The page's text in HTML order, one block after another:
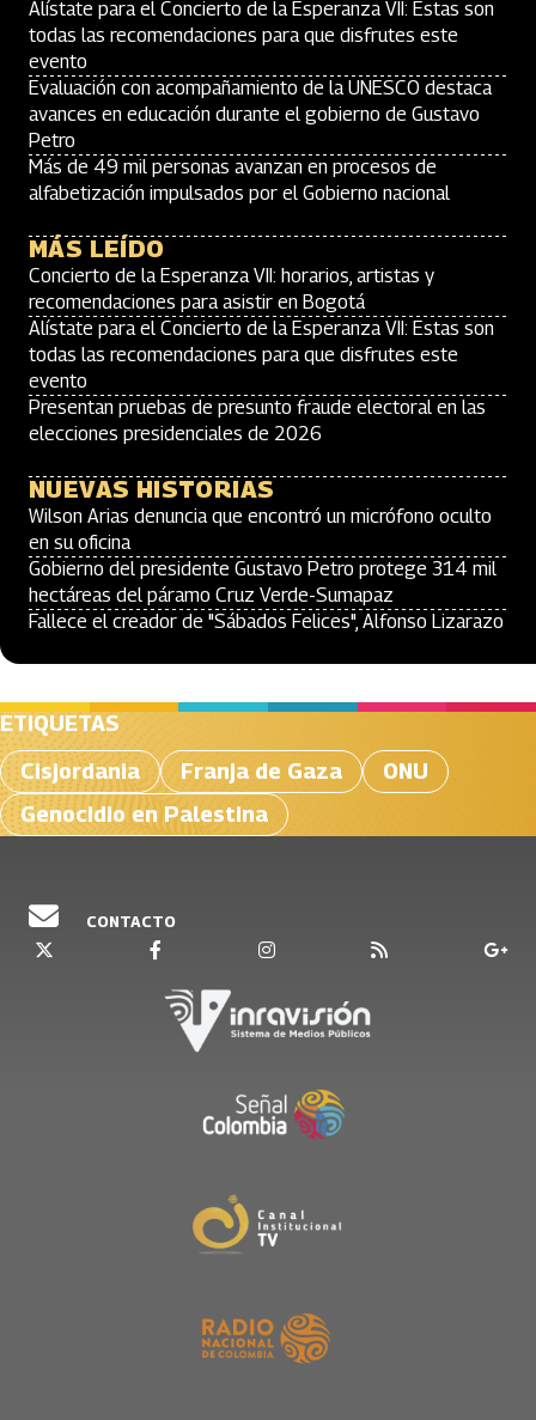
Alístate para el Concierto de la Esperanza VII: Estas son
todas las recomendaciones para que disfrutes este
evento
Evaluación con acompañamiento de la UNESCO destaca
avances en educación durante el gobierno de Gustavo
Petro
Más de 49 mil personas avanzan en procesos de
alfabetización impulsados por el Gobierno nacional
MÁS LEÍDO
Concierto de la Esperanza VII: horarios, artistas y
recomendaciones para asistir en Bogotá
Alístate para el Concierto de la Esperanza VII: Estas son
todas las recomendaciones para que disfrutes este
evento
Presentan pruebas de presunto fraude electoral en las
elecciones presidenciales de 2026
NUEVAS HISTORIAS
Wilson Arias denuncia que encontró un micrófono oculto
en su oficina
Gobierno del presidente Gustavo Petro protege 314 mil
hectáreas del páramo Cruz Verde-Sumapaz
Fallece el creador de "Sábados Felices", Alfonso Lizarazo
ETIQUETAS
Cisjordania
Franja de Gaza
ONU
Genocidio en Palestina
CONTACTO